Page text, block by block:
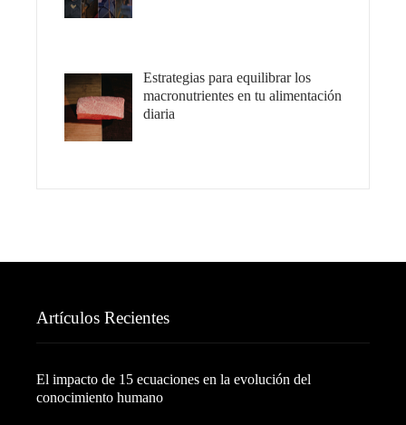
Estrategias para equilibrar los
macronutrientes en tu alimentación
diaria
Artículos Recientes
El impacto de 15 ecuaciones en la evolución del
conocimiento humano